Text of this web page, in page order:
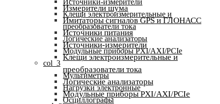
Источники-измерители
Клещи электроизмерительные и
преобразователи тока
Логические анализаторы
Модульные приборы PXI/AXI/PCIe
col_3
Мультиметры
Нагрузки электронные
Осциллографы
Измерители шума
Имитаторы сигналов GPS и ГЛОНАСС
Источники питания
Источники-измерители
Клещи электроизмерительные и
преобразователи тока
Логические анализаторы
Модульные приборы PXI/AXI/PCIe